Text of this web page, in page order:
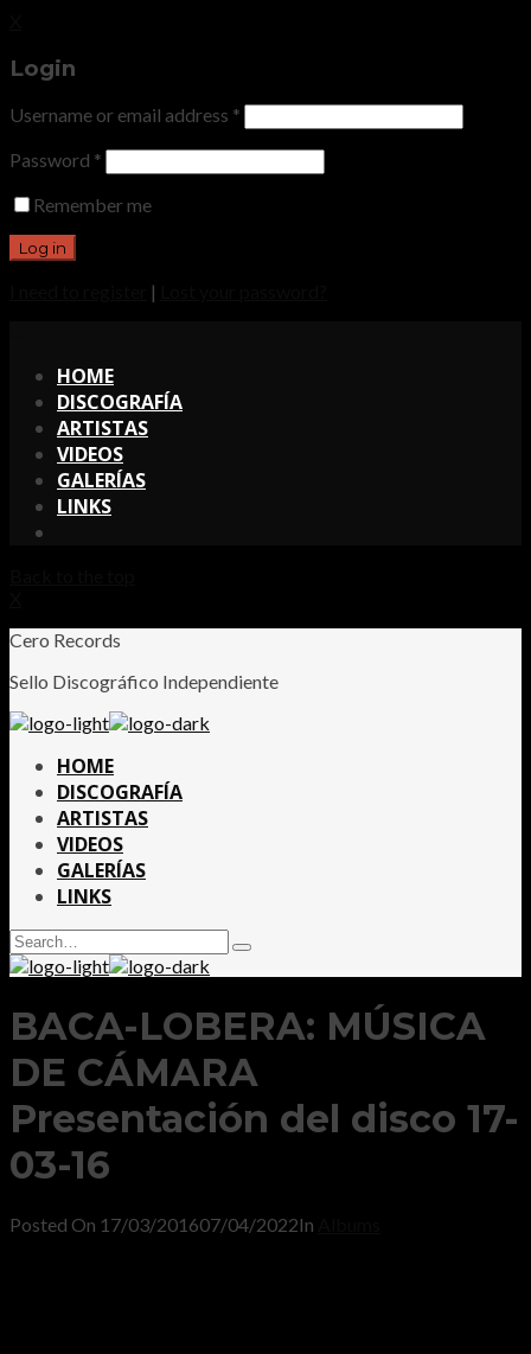
Login
Username or email address *
Password *
Remember me
|
HOME
DISCOGRAFÍA
ARTISTAS
VIDEOS
GALERÍAS
LINKS
Cero Records
Sello Discográfico Independiente
HOME
DISCOGRAFÍA
ARTISTAS
VIDEOS
GALERÍAS
LINKS
Search
for:
Type
and
enter
BACA-LOBERA: MÚSICA
DE CÁMARA
Presentación del disco 17-
03-16
Posted On 17/03/201607/04/2022In